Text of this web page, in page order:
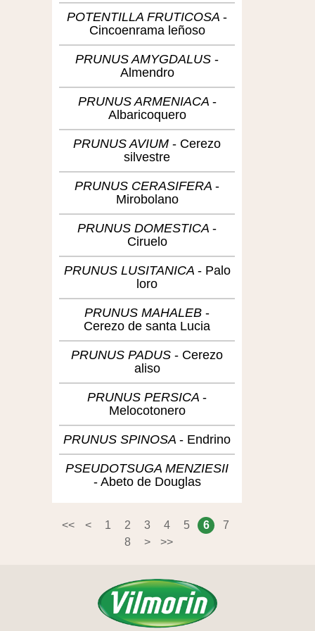
POTENTILLA FRUTICOSA
Cincoenrama leñoso
PRUNUS AMYGDALUS
Almendro
PRUNUS ARMENIACA
Albaricoquero
PRUNUS AVIUM
Cerezo
silvestre
PRUNUS CERASIFERA
Mirobolano
PRUNUS DOMESTICA
Ciruelo
PRUNUS LUSITANICA Palo
loro
PRUNUS MAHALEB
Cerezo de santa Lucia
PRUNUS PADUS
Cerezo
aliso
PRUNUS PERSICA
Melocotonero
PRUNUS SPINOSA Endrino
PSEUDOTSUGA MENZIESII
Abeto de Douglas
<< < 1 2 3 4 5 6
7
8
> >>